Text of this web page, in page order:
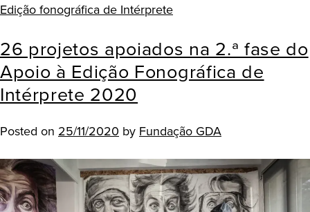
Edição fonográfica de Intérprete
26 projetos apoiados na 2.ª fase do
Apoio à Edição Fonográfica de
Intérprete 2020
Posted on 25/11/2020 by Fundação GDA